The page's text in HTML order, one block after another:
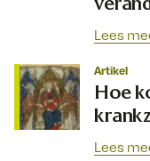
Lees
Artikel
Hoe
Lees